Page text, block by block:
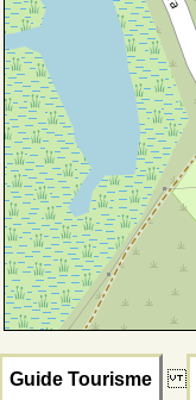
Guide Tourisme